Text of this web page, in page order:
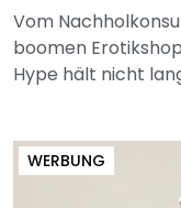
Vom
boomen
Hype hält nicht
WERBUNG